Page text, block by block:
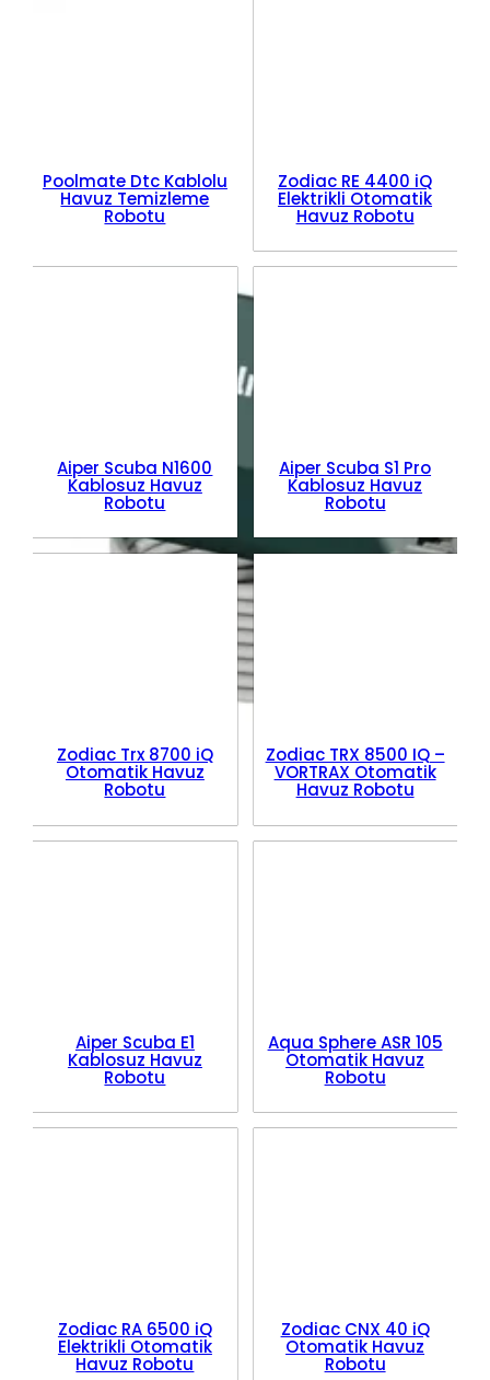
Poolmate Dtc Kablolu
Havuz Temizleme
Robotu
Zodiac RE 4400 iQ
Elektrikli Otomatik
Havuz Robotu
Aiper Scuba N1600
Kablosuz Havuz
Robotu
Aiper Scuba S1 Pro
Kablosuz Havuz
Robotu
Zodiac Trx 8700 iQ
Otomatik Havuz
Robotu
Zodiac TRX 8500 IQ –
VORTRAX Otomatik
Havuz Robotu
Aiper Scuba E1
Kablosuz Havuz
Robotu
Aqua Sphere ASR 105
Otomatik Havuz
Robotu
Zodiac RA 6500 iQ
Elektrikli Otomatik
Havuz Robotu
Zodiac CNX 40 iQ
Otomatik Havuz
Robotu